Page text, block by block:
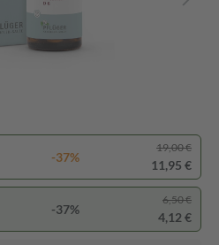
-37%
19,00 €
11,95 €
-37%
6,50 €
4,12 €